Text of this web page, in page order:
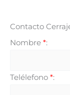
Contacto
Nombre *:
Telélefono *: